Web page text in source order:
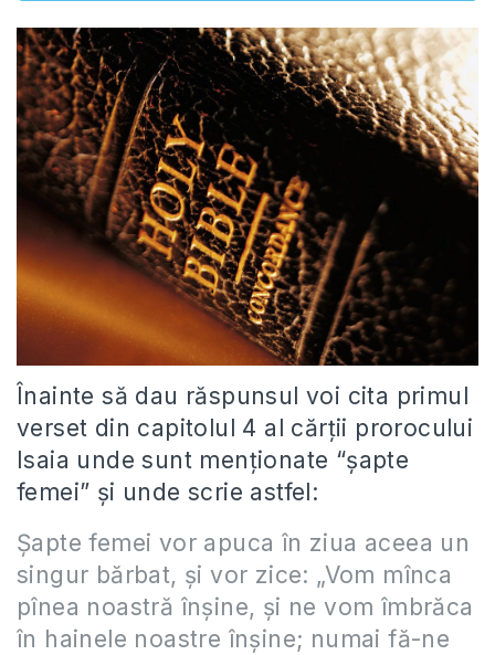
Înainte să dau răspunsul voi cita primul
verset din capitolul 4 al cărții prorocului
Isaia unde sunt menționate “șapte
femei” și unde scrie astfel:
Şapte femei vor apuca în ziua aceea un
singur bărbat, şi vor zice: „Vom mînca
pînea noastră înşine, şi ne vom îmbrăca
în hainele noastre înşine; numai fă-ne